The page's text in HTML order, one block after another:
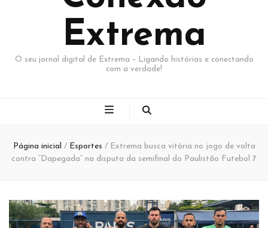
Extrema
O seu jornal digital de Extrema – Ligando histórias e conectando
com a verdade!
Página inicial / Esportes / Extrema busca vitória no jogo de volta
contra “Dapegada” na disputa da semifinal do Paulistão Futebol 7